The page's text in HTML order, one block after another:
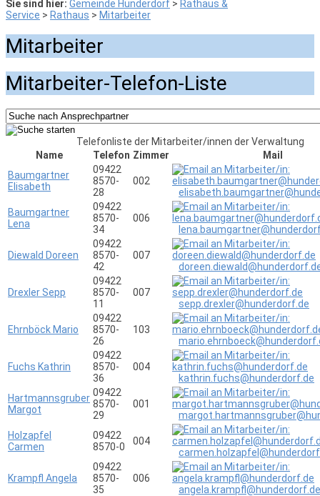
Sie sind hier: Gemeinde Hunderdorf > Rathaus &
Service > Rathaus > Mitarbeiter
Mitarbeiter
Mitarbeiter-Telefon-Liste
Telefonliste der Mitarbeiter/innen der Verwaltung
Name
Telefon Zimmer
Mail
Baumgartner
Elisabeth
09422
8570-
28
002
Baumgartner
Lena
09422
8570-
34
006
Diewald Doreen
09422
8570-
42
007
Drexler Sepp
09422
8570-
11
007
sepp.drexler@hunderdorf.de
Ehrnböck Mario
09422
8570-
26
103
Fuchs Kathrin
09422
8570-
36
004
kathrin.fuchs@hunderdorf.de
Hartmannsgruber
Margot
09422
8570-
29
001
Holzapfel
Carmen
09422
8570-0
004
Krampfl Angela
09422
8570-
35
006
angela.krampfl@hunderdorf.de